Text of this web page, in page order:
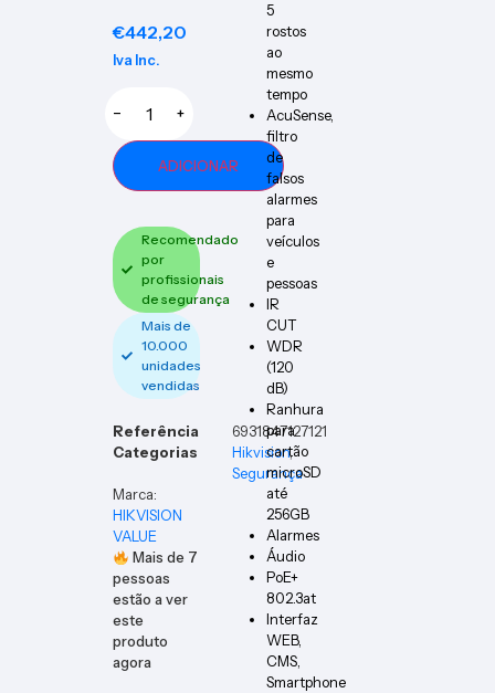
€442,20
Iva Inc.
− +
ADICIONAR
Recomendado
por
profissionais
de segurança
Mais de
10.000
unidades
vendidas
Referência
6931847127121
Categorias
Hikvision,
Segurança
Marca:
HIKVISION
VALUE
Mais de 7
pessoas
estão a ver
este
produto
agora
5
rostos
ao
mesmo
tempo
AcuSense,
filtro
de
falsos
alarmes
para
veículos
e
pessoas
IR
CUT
WDR
(120
dB)
Ranhura
para
cartão
microSD
até
256GB
Alarmes
Áudio
PoE+
802.3at
Interfaz
WEB,
CMS,
Smartphone